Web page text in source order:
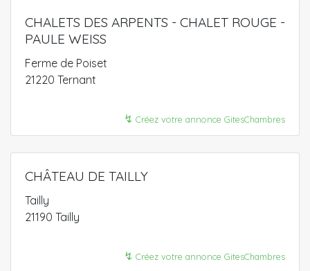
CHALETS DES ARPENTS - CHALET ROUGE -
PAULE WEISS
Ferme de Poiset
21220 Ternant
↯ Créez votre annonce GitesChambres
CHÂTEAU DE TAILLY
Tailly
21190 Tailly
↯ Créez votre annonce GitesChambres